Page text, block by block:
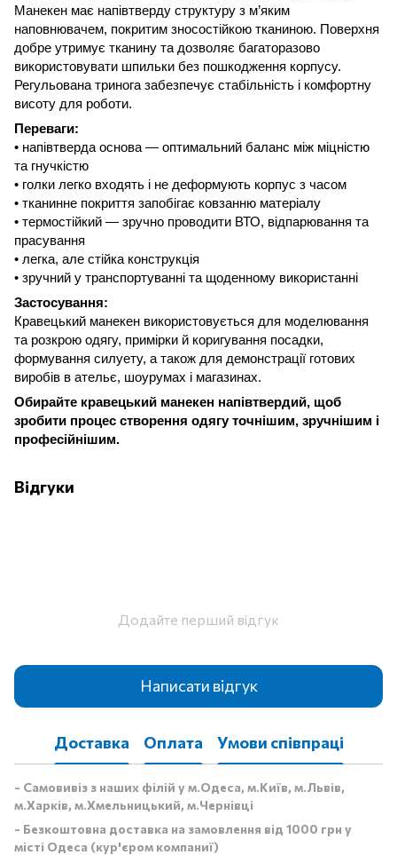
Манекен має напівтверду структуру з м’яким
наповнювачем, покритим зносостійкою тканиною. Поверхня
добре утримує тканину та дозволяє багаторазово
використовувати шпильки без пошкодження корпусу.
Регульована тринога забезпечує стабільність і комфортну
висоту для роботи.
Переваги:
• напівтверда основа — оптимальний баланс між міцністю
та гнучкістю
• голки легко входять і не деформують корпус з часом
• тканинне покриття запобігає ковзанню матеріалу
• термостійкий — зручно проводити ВТО, відпарювання та
прасування
• легка, але стійка конструкція
• зручний у транспортуванні та щоденному використанні
Застосування:
Кравецький манекен використовується для моделювання
та розкрою одягу, примірки й коригування посадки,
формування силуету, а також для демонстрації готових
виробів в ательє, шоурумах і магазинах.
Обирайте кравецький манекен напівтвердий, щоб
зробити процес створення одягу точнішим, зручнішим і
професійнішим.
Відгуки
Додайте перший відгук
Написати відгук
Доставка Оплата Умови співпраці
- Самовивіз з наших філій у м.Одеса, м.Київ, м.Львів,
м.Харків, м.Хмельницький, м.Чернівці
- Безкоштовна доставка на замовлення від 1000 грн у
місті Одеса (кур'єром компаниї)